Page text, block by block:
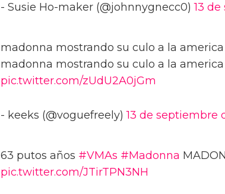
- Susie Ho-maker (@johnnygnecc0)13
madonna mostrando su culo a la
madonna mostrando su culo a la america
pic.twitter.com/zUdU2A0jGm
- keeks (@voguefreely)13 de septiembre
63 putos años #VMAs #Madonna
pic.twitter.com/JTirTPN3NH